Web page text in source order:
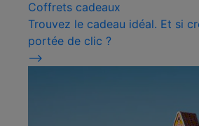
Coffrets cadeaux
Trouvez le cadeau idéal. Et si
portée de clic ?
⟶